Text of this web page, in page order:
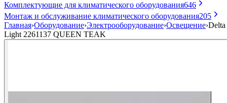
Комплектующие для климатического оборудования646
Монтаж и обслуживание климатического оборудования205
Главная›Оборудование›Электрооборудование›Освещение›Delta
Light 2261137 QUEEN TEAK